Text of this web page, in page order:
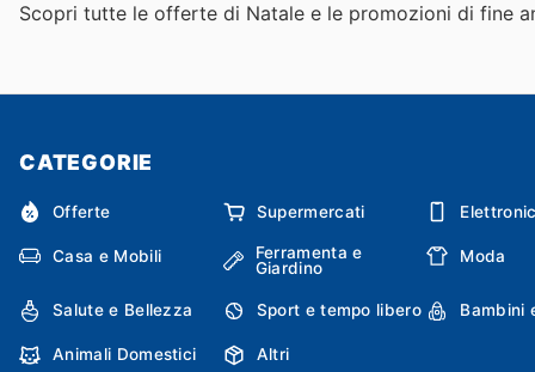
Scopri tutte le offerte di Natale e le promozioni di fine
CATEGORIE
Offerte Supermercati
Casa e Mobili
Ferramenta e
Giardino
Moda
Salute e Bellezza Sport e tempo libero Bambini
Animali Domestici Altri